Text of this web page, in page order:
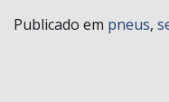
Publicado em pneus,